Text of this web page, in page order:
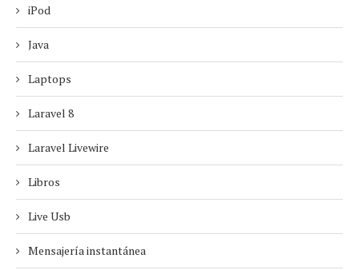
iPod
Java
Laptops
Laravel 8
Laravel Livewire
Libros
Live Usb
Mensajería instantánea